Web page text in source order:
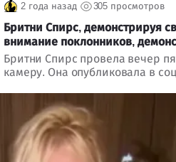
2 года назад 305 просмотров
Бритни Спирс, демонстрируя
внимание поклонников,
Бритни Спирс провела вечер
камеру. Она опубликовала в
отеля. Она упомянула об
медицинской помощи.